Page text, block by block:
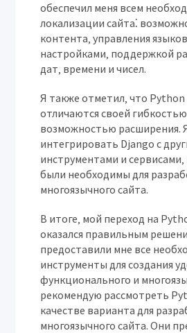
обеспечил меня всем
локализации сайта⁚
контента‚ управления
настройками‚ поддержкой
дат‚ времени и чисел.
Я также отметил‚ что Python
отличаются своей
возможностью расширения.
интегрировать Django с
инструментами и
были необходимы для
многоязычного сайта.
В итоге‚ мой переход на
оказался правильным
предоставили мне все
инструменты для создания
функционального и
рекомендую рассмотреть
качестве варианта для
многоязычного сайта. Они